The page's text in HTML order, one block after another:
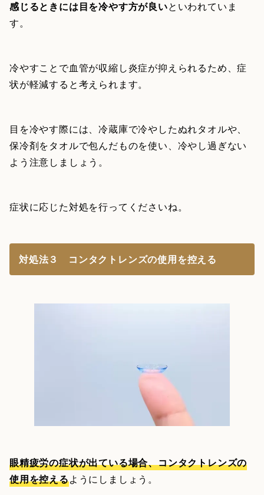
感じるときには目を冷やす方が良いといわれていま
す。
冷やすことで血管が収縮し炎症が抑えられるため、症
状が軽減すると考えられます。
目を冷やす際には、冷蔵庫で冷やしたぬれタオルや、
保冷剤をタオルで包んだものを使い、冷やし過ぎない
よう注意しましょう。
症状に応じた対処を行ってくださいね。
対処法３ コンタクトレンズの使用を控える
眼精疲労の症状が出ている場合、コンタクトレンズの
使用を控えるようにしましょう。